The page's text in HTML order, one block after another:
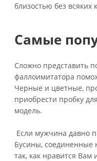
близостью без всяких
Самые
Сложно представить
фаллоимитатора
Черные и цветные,
приобрести пробку
модель.
Если мужчина давно
Бусины, соединенные
так, как нравится